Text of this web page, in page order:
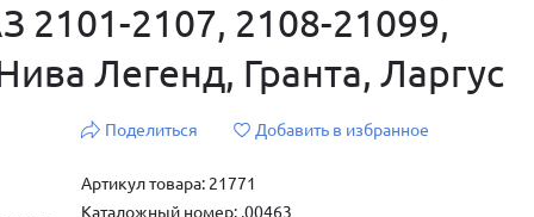
2101-2107, 2108-21099,
Легенд, Гранта, Ларгус
Поделиться Добавить в избранное
Артикул товара: 21771
Каталожный номер: .00463